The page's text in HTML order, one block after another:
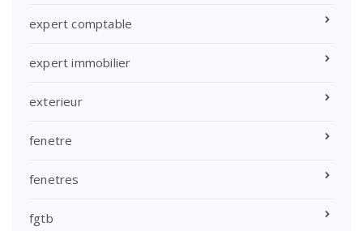
expert comptable
expert immobilier
exterieur
fenetre
fenetres
fgtb